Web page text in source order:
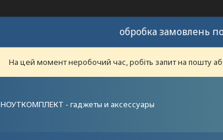
обробка замовлень
На цей момент неробочий час, робіть запит на пошту
НОУТКОМПЛЕКТ - гаджеты и аксессуары